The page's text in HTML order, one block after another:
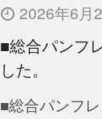
2026年6月
■総合パンフ
した。
■総合パンフ